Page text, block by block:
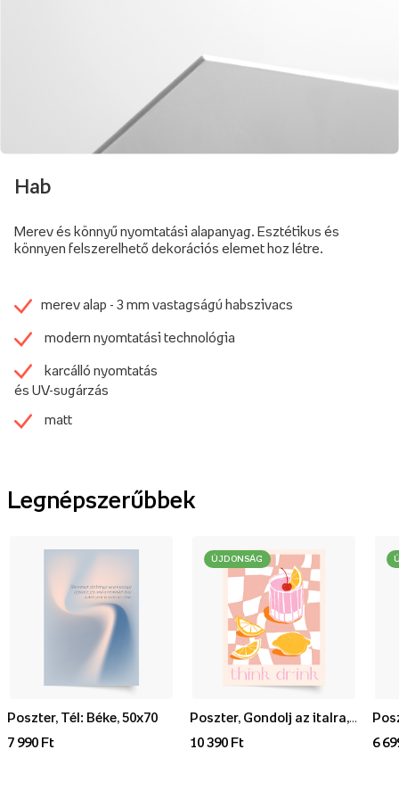
Hab
Merev és könnyű nyomtatási alapanyag. Esztétikus és
könnyen felszerelhető dekorációs elemet hoz létre.
merev alap - 3 mm vastagságú habszivacs
modern nyomtatási technológia
karcálló nyomtatás
és UV-sugárzás
matt
Legnépszerűbbek
Poszter, Tél: Béke, 50x70
7 990 Ft
ÚJDONSÁG
10 390 Ft
6